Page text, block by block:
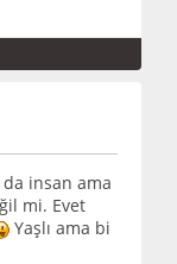
insan ama
mi. Evet
Yaşlı ama bi